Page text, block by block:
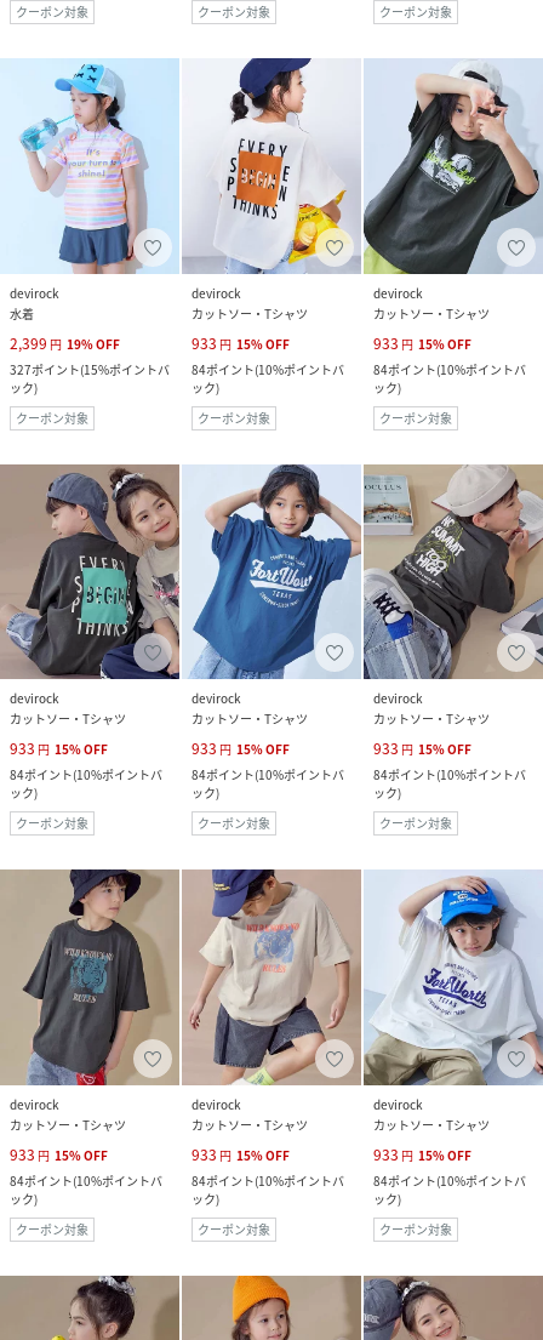
クーポン対象
クーポン対象
クーポン対象
devirock
水着
2,399 円 19%OFF
327ポイント(15%ポイントバ
ック)
クーポン対象
devirock
カットソー・Tシャツ
933 円 15%OFF
84ポイント(10%ポイントバ
ック)
クーポン対象
devirock
カットソー・Tシャツ
933 円 15%OFF
84ポイント(10%ポイントバ
ック)
クーポン対象
devirock
カットソー・Tシャツ
933 円 15%OFF
84ポイント(10%ポイントバ
ック)
クーポン対象
devirock
カットソー・Tシャツ
933 円 15%OFF
84ポイント(10%ポイントバ
ック)
クーポン対象
devirock
カットソー・Tシャツ
933 円 15%OFF
84ポイント(10%ポイントバ
ック)
クーポン対象
devirock
カットソー・Tシャツ
933 円 15%OFF
84ポイント(10%ポイントバ
ック)
クーポン対象
devirock
カットソー・Tシャツ
933 円 15%OFF
84ポイント(10%ポイントバ
ック)
クーポン対象
devirock
カットソー・Tシャツ
933 円 15%OFF
84ポイント(10%ポイントバ
ック)
クーポン対象